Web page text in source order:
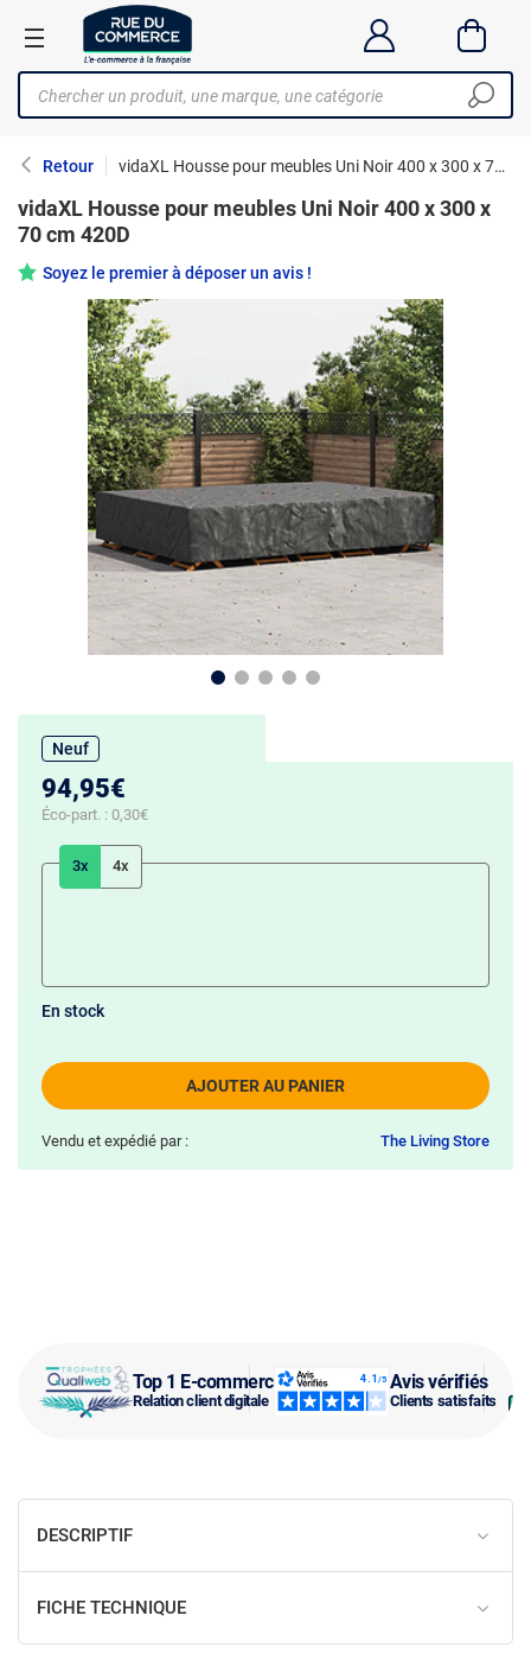
Retour vidaXL Housse pour meubles Uni Noir 400 x 300 x 70 cm 420D
Top 1 E-commerce
Relation client digitale
Avis vérifiés
Clients satisfaits
vidaXL Housse pour meubles Uni Noir 400 x 300 x
70 cm 420D
Soyez le premier à déposer un avis !
Neuf
94,95€
Éco-part. : 0,30€
3x 4x
AJOUTER AU PANIER
En stock
Vendu et expédié par : The Living Store
DESCRIPTIF
FICHE TECHNIQUE